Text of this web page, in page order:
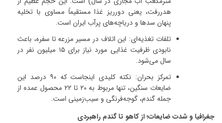
هدررفت، یعنی دورریز غذا مستقیماً مساوی با تخلیه
پنهان سدها و دریاچه‌های پرآب ایران است.
تلفات تغذیه‌ای: این اتلاف در مسیر مزرعه تا سفره، باعث
نابودی ظرفیت غذایی مورد نیاز برای۱۵ میلیون نفر در
سال می‌شود.
تمرکز بحران: نکته کلیدی اینجاست که ۹۰ درصد این
ضایعات سنگین، تنها مربوط به ۲۰ تا۲۲ محصول عمده از
جمله گندم، گوجه‌فرنگی و سیب‌زمینی است.
جغرافیا و شدت ضایعات؛ از کاهو تا گندم راهبردی